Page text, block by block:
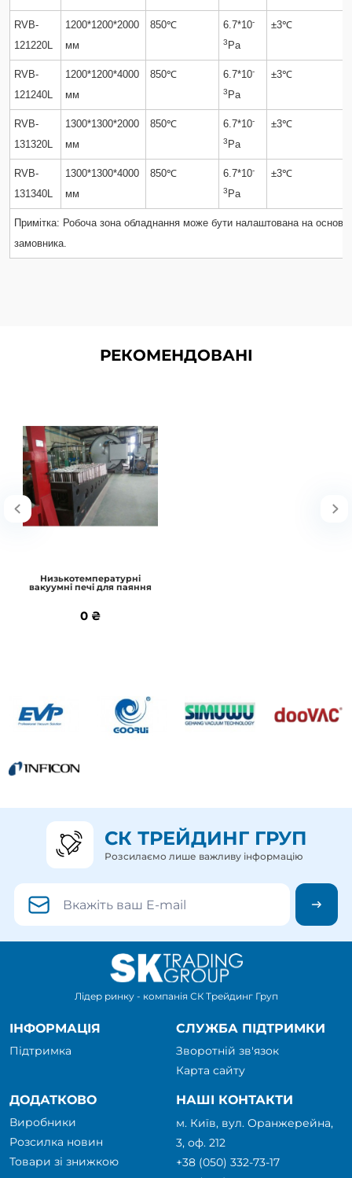
RVB-
121220L
1200*1200*2000
мм
850℃ 6.7*10-
3 Pa
±3℃
RVB-
121240L
1200*1200*4000
мм
850℃ 6.7*10-
3 Pa
±3℃
RVB-
131320L
1300*1300*2000
мм
850℃ 6.7*10-
3 Pa
±3℃
RVB-
131340L
1300*1300*4000
мм
850℃ 6.7*10-
3 Pa
±3℃
Примітка: Робоча зона обладнання може бути налаштована на основі
замовника.
РЕКОМЕНДОВАНІ
Низькотемпературні
вакуумні печі для паяння
0 ₴
Низькотемпературна вакуумна
паяльна піч широко
використовується в алюмінієвих
реберних теплообмінник..
Детальніше
0 ₴
СК ТРЕЙДИНГ ГРУП
Розсилаємо лише важливу інформацію
Лідер ринку - компанія СК Трейдинг Груп
ІНФОРМАЦІЯ
Підтримка
СЛУЖБА ПІДТРИМКИ
Зворотній зв'язок
Карта сайту
ДОДАТКОВО
Виробники
Розсилка новин
Товари зі знижкою
НАШІ КОНТАКТИ
м. Київ, вул. Оранжерейна,
3, оф. 212
+38 (050) 332-73-17